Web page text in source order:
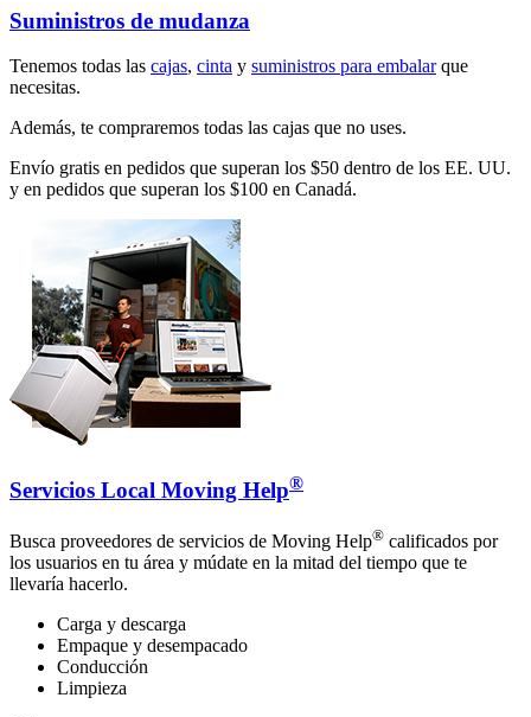
Suministros de mudanza
Tenemos todas las cajas, cinta y suministros para embalarque
necesitas.
Además, te compraremos todas las cajas que no uses.
Envío gratis en pedidos que superan los $50 dentro de los EE. UU.
y en pedidos que superan los $100 en Canadá.
Servicios Local Moving Help®
Busca proveedores de servicios de Moving Help® calificados por
los usuarios en tu área y múdate en la mitad del tiempo que te
llevaría hacerlo.
Carga y descarga
Empaque y desempacado
Conducción
Limpieza